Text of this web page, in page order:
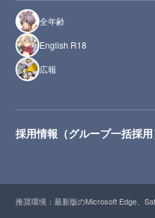
全年齢
English R18
広報
採用情報（グループ一括採用
推奨環境：最新版のMicrosoft Edge、